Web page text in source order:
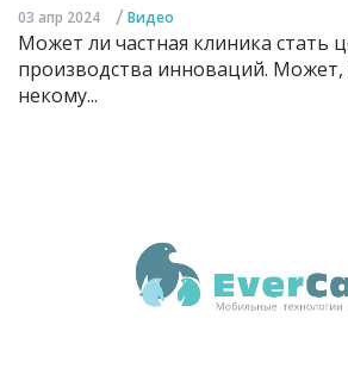
03 апр 2024 / Видео
Может ли частная клиника стать
производства инноваций. Может,
некому...